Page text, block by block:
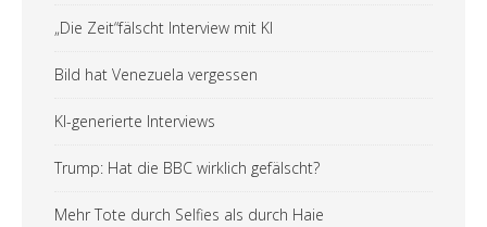
„Die Zeit“fälscht Interview mit KI
Bild hat Venezuela vergessen
KI-generierte Interviews
Trump: Hat die BBC wirklich gefälscht?
Mehr Tote durch Selfies als durch Haie